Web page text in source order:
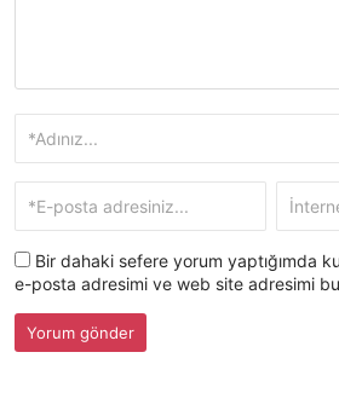
Bir dahaki sefere yorum yaptığımda
e-posta adresimi ve web site adresimi